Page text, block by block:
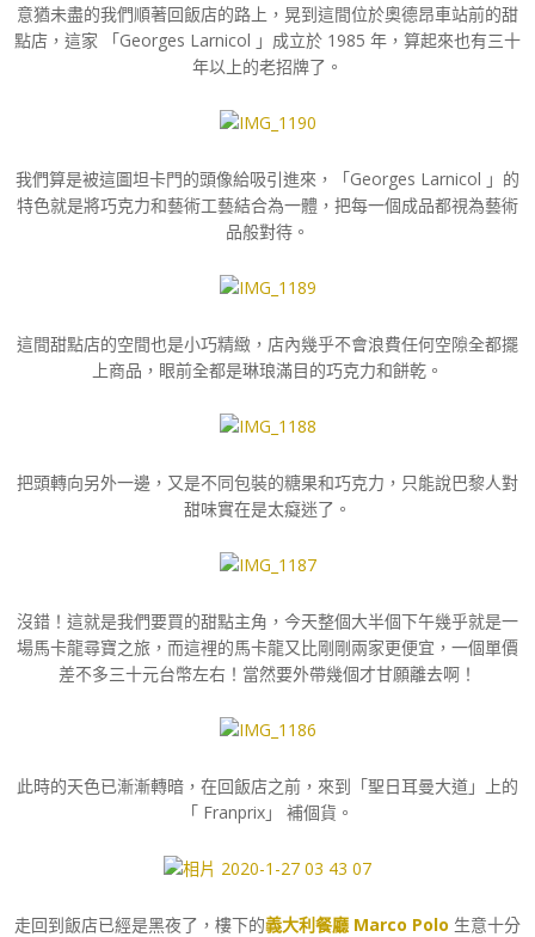
意猶未盡的我們順著回飯店的路上，晃到這間位於奧德昂車站前的甜
點店，這家 「Georges Larnicol 」成立於 1985 年，算起來也有三十
年以上的老招牌了。
我們算是被這圖坦卡門的頭像給吸引進來，「Georges Larnicol 」的
特色就是將巧克力和藝術工藝結合為一體，把每一個成品都視為藝術
品般對待。
這間甜點店的空間也是小巧精緻，店內幾乎不會浪費任何空隙全都擺
上商品，眼前全都是琳琅滿目的巧克力和餅乾。
把頭轉向另外一邊，又是不同包裝的糖果和巧克力，只能說巴黎人對
甜味實在是太癡迷了。
沒錯！這就是我們要買的甜點主角，今天整個大半個下午幾乎就是一
場馬卡龍尋寶之旅，而這裡的馬卡龍又比剛剛兩家更便宜，一個單價
差不多三十元台幣左右！當然要外帶幾個才甘願離去啊！
此時的天色已漸漸轉暗，在回飯店之前，來到「聖日耳曼大道」上的
「 Franprix」 補個貨。
走回到飯店已經是黑夜了，樓下的義大利餐廳 Marco Polo 生意十分